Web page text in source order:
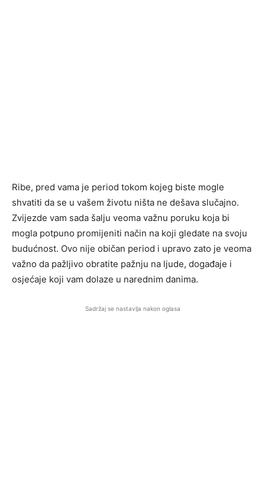
Ribe, pred vama je period tokom kojeg biste mogle
shvatiti da se u vašem životu ništa ne dešava slučajno.
Zvijezde vam sada šalju veoma važnu poruku koja bi
mogla potpuno promijeniti način na koji gledate na svoju
budućnost. Ovo nije običan period i upravo zato je veoma
važno da pažljivo obratite pažnju na ljude, događaje i
osjećaje koji vam dolaze u narednim danima.
Sadržaj se nastavlja nakon oglasa